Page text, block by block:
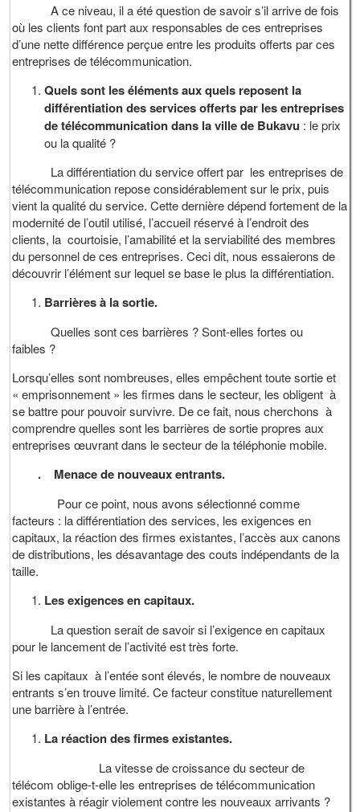
A ce niveau, il a été question de savoir s’il arrive de fois
où les clients font part aux responsables de ces entreprises
d’une nette différence perçue entre les produits offerts par ces
entreprises de télécommunication.
Quels sont les éléments aux quels reposent la
différentiation des services offerts par les entreprises
de télécommunication dans la ville de Bukavu : le prix
ou la qualité ?
La différentiation du service offert par les entreprises de
télécommunication repose considérablement sur le prix, puis
vient la qualité du service. Cette dernière dépend fortement de la
modernité de l’outil utilisé, l’accueil réservé à l’endroit des
clients, la courtoisie, l’amabilité et la serviabilité des membres
du personnel de ces entreprises. Ceci dit, nous essaierons de
découvrir l’élément sur lequel se base le plus la différentiation.
Barrières à la sortie.
Quelles sont ces barrières ? Sont-elles fortes ou
faibles ?
Lorsqu’elles sont nombreuses, elles empêchent toute sortie et
« emprisonnement » les firmes dans le secteur, les obligent à
se battre pour pouvoir survivre. De ce fait, nous cherchons à
comprendre quelles sont les barrières de sortie propres aux
entreprises œuvrant dans le secteur de la téléphonie mobile.
. Menace de nouveaux entrants.
Pour ce point, nous avons sélectionné comme
facteurs : la différentiation des services, les exigences en
capitaux, la réaction des firmes existantes, l’accès aux canons
de distributions, les désavantage des couts indépendants de la
taille.
Les exigences en capitaux.
La question serait de savoir si l’exigence en capitaux
pour le lancement de l’activité est très forte.
Si les capitaux à l’entée sont élevés, le nombre de nouveaux
entrants s’en trouve limité. Ce facteur constitue naturellement
une barrière à l’entrée.
La réaction des firmes existantes.
La vitesse de croissance du secteur de
télécom oblige-t-elle les entreprises de télécommunication
existantes à réagir violement contre les nouveaux arrivants ?